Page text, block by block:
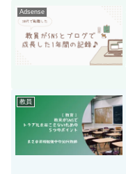
Adsense
教員